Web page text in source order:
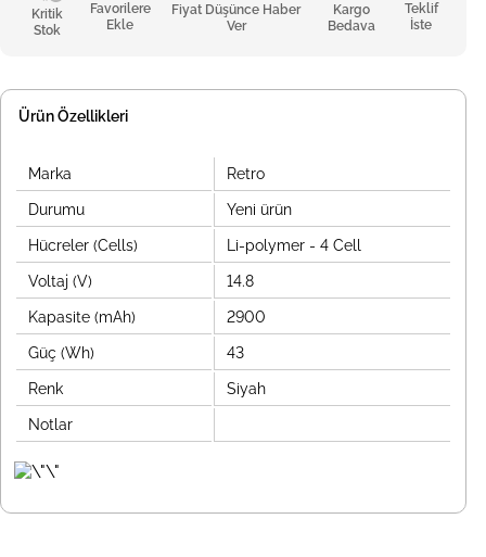
Kritik
Stok
Favorilere
Ekle
Fiyat Düşünce Haber
Ver
Kargo
Bedava
Teklif
İste
Ürün Özellikleri
Marka Retro
Durumu Yeni ürün
Hücreler (Cells) Li-polymer - 4 Cell
Voltaj (V) 14.8
Kapasite (mAh) 2900
Güç (Wh) 43
Renk Siyah
Notlar